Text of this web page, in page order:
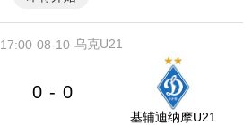
08-10
17:00 乌克U21
0 - 0
基辅迪纳摩U21